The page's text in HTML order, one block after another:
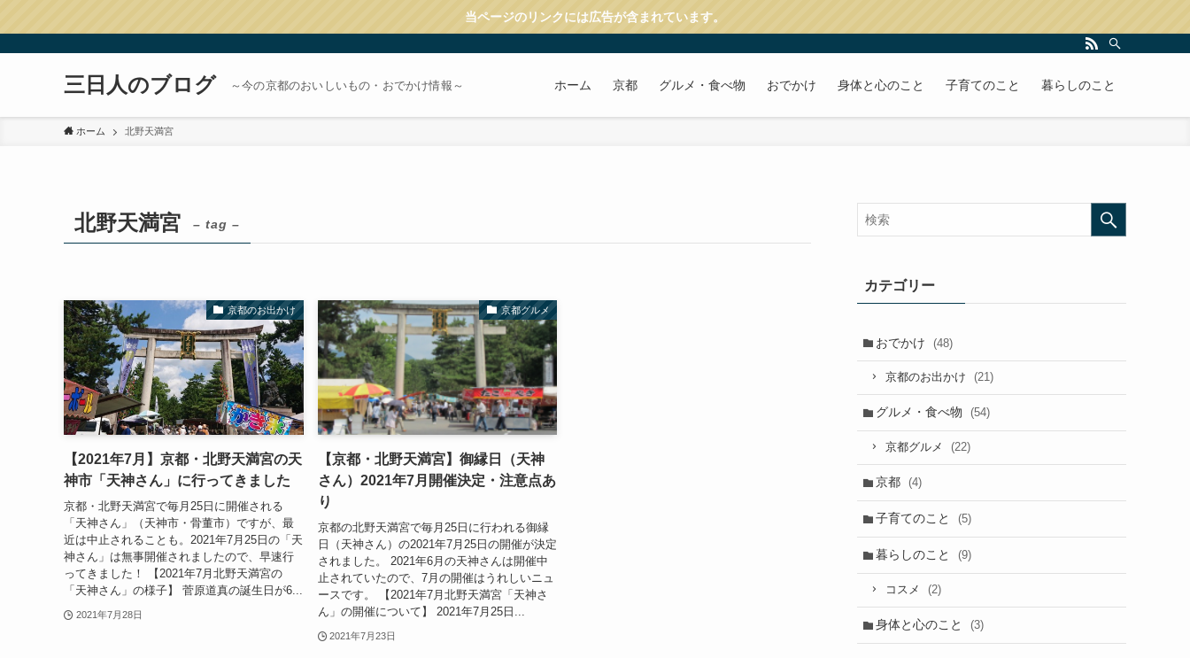
当ページのリンクには広告が含まれています。
三日人のブログ ～今の京都のおいしいもの・おでかけ情報～ ホーム 京都 グルメ・食べ物 おでかけ 身体と心のこと 子育てのこと 暮らしのこと
ホーム 北野天満宮
北野天満宮 – tag –
京都のお出かけ
【2021年7月】京都・北野天満宮の天
神市「天神さん」に行ってきました
京都・北野天満宮で毎月25日に開催される
「天神さん」（天神市・骨董市）ですが、最
近は中止されることも。2021年7月25日の「天
神さん」は無事開催されましたので、早速行
ってきました！ 【2021年7月北野天満宮の
「天神さん」の様子】 菅原道真の誕生日が6...
2021年7月28日
京都グルメ
【京都・北野天満宮】御縁日（天神
さん）2021年7月開催決定・注意点あ
り
京都の北野天満宮で毎月25日に行われる御縁
日（天神さん）の2021年7月25日の開催が決定
されました。 2021年6月の天神さんは開催中
止されていたので、7月の開催はうれしいニュ
ースです。 【2021年7月北野天満宮「天神さ
ん」の開催について】 2021年7月25日...
2021年7月23日
カテゴリー
おでかけ (48)
京都のお出かけ (21)
グルメ・食べ物 (54)
京都グルメ (22)
京都 (4)
子育てのこと (5)
暮らしのこと (9)
コスメ (2)
身体と心のこと (3)